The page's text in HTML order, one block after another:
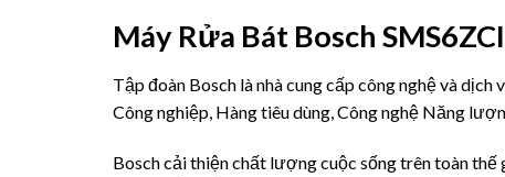
Máy Rửa Bát Bosch
Tập đoàn Bosch là nhà cung cấp công nghệ và
Công nghiệp, Hàng tiêu dùng, Công nghệ Năng
Bosch cải thiện chất lượng cuộc sống trên toàn thế